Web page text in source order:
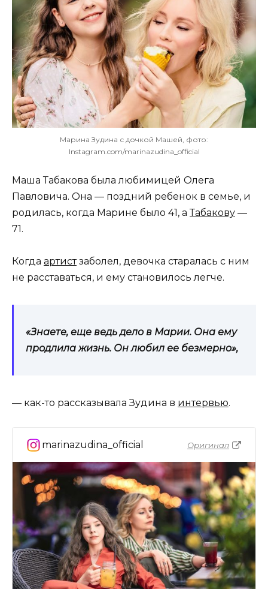
Марина Зудина с дочкой Машей, фото:
Instagram.com/marinazudina_official
Маша Табакова была любимицей Олега
Павловича. Она — поздний ребенок в семье, и
родилась, когда Марине было 41, аТабакову —
71.
Когда артистзаболел, девочка старалась с ним
не расставаться, и ему становилось легче.
«Знаете, еще ведь дело в Марии. Она ему
продлила жизнь. Он любил ее безмерно»,
— как-то рассказывала Зудина в интервью.
Оригинал
marinazudina_official